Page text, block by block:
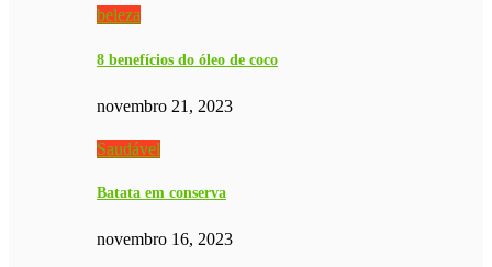
beleza
8 benefícios do óleo de coco
novembro 21, 2023
Saudável
Batata em conserva
novembro 16, 2023